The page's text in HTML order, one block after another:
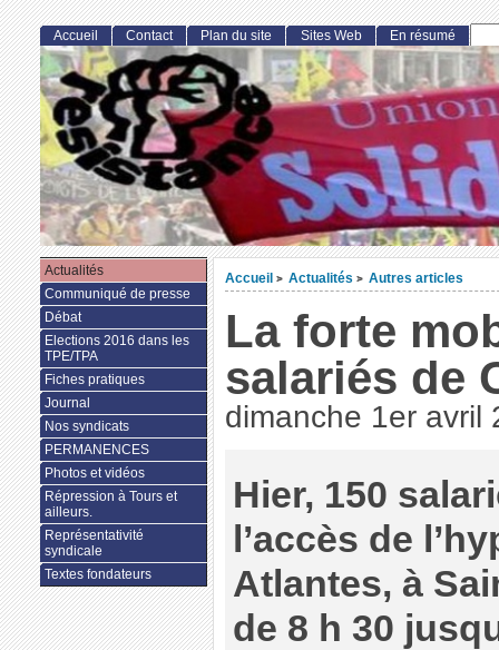
Accueil > Actualités > Autres articles
La forte
salariés de
dimanche 1er avril
Hier, 150
l’accès de
Atlantes, à
de 8 h 30
Accueil Contact Plan du site Sites Web En résumé
Actualités
Communiqué de presse
Débat
Elections 2016 dans les
TPE/TPA
Fiches pratiques
Journal
Nos syndicats
PERMANENCES
Photos et vidéos
Répression à Tours et
ailleurs.
Représentativité
syndicale
Textes fondateurs